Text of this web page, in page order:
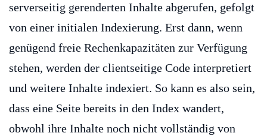
serverseitig gerenderten Inhalte abgerufen, gefolgt
von einer initialen Indexierung. Erst dann, wenn
genügend freie Rechenkapazitäten zur Verfügung
stehen, werden der clientseitige Code interpretiert
und weitere Inhalte indexiert. So kann es also sein,
dass eine Seite bereits in den Index wandert,
obwohl ihre Inhalte noch nicht vollständig von